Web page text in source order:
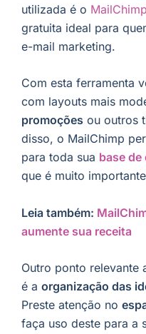
utilizada é o
gratuita ideal para
e-mail marketing.
Com esta ferramenta
com layouts mais
promoções ou outros
disso, o MailChimp
para toda sua base de
que é muito
Leia também:
aumente sua receita
Outro ponto relevante
é a organização das
Preste atenção no
faça uso deste para a